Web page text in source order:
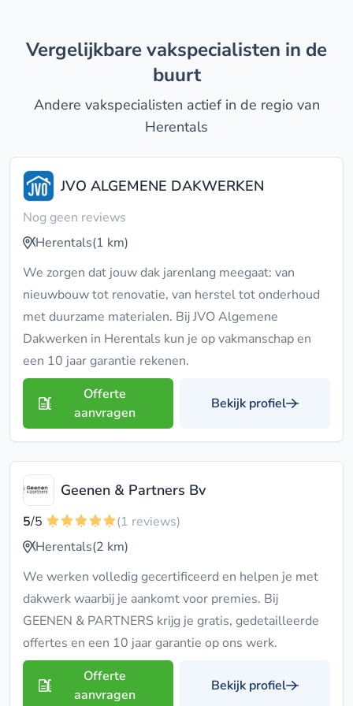
Vergelijkbare vakspecialisten in de
buurt
Andere vakspecialisten actief in de regio van
Herentals
JVO ALGEMENE DAKWERKEN
Nog geen reviews
Herentals(1 km)
We zorgen dat jouw dak jarenlang meegaat: van
nieuwbouw tot renovatie, van herstel tot onderhoud
met duurzame materialen. Bij JVO Algemene
Dakwerken in Herentals kun je op vakmanschap en
een 10 jaar garantie rekenen.
Offerte
aanvragen
Bekijk profiel
Geenen & Partners Bv
5/5
(1 reviews)
Herentals(2 km)
We werken volledig gecertificeerd en helpen je met
dakwerk waarbij je aankomt voor premies. Bij
GEENEN & PARTNERS krijg je gratis, gedetailleerde
offertes en een 10 jaar garantie op ons werk.
Offerte
aanvragen
Bekijk profiel